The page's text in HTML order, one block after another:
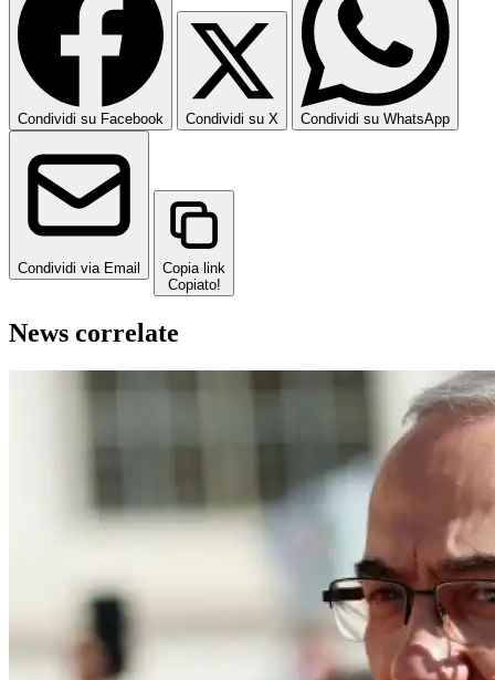
Condividi su Facebook Condividi su X Condividi su WhatsApp
Condividi via Email
Copia link
Copiato!
News correlate